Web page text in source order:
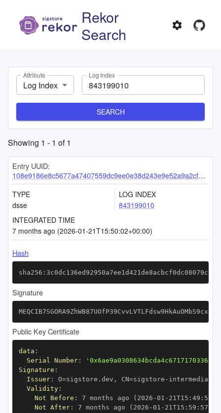
Rekor
Search
Attribute
Log Index
Log Index
SEARCH
Showing 1 - 1 of1
Entry UUID:
108e9186e8c5677a47407559dc9ee0e38d243e9e52a9a2cf710d3aafd11908a360f427b91eed7fe2
TYPE
dsse
LOG INDEX
843199010
INTEGRATED TIME
7 months ago (2026-01-21T15:50:02+00:00)
Hash
Signature
Public Key Certificate
data :
Serial Number:
Signature :
Issuer: O=sigstore.dev , CN=sigstore -
Validity:
Not Before : 7 months ago (2026 -01 - 21T15 : 49 :
Not After: 7 months ago (2026 -01 - 21T15 : 59 : 57+00